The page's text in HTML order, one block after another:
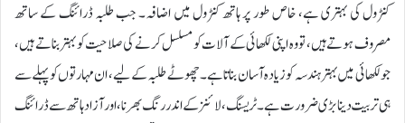
کنٹرول کی بہتری ہے، خاص طور پر ہاتھ کنٹرول میں اضافہ۔ جب طلبہ ڈرائنگ کے ساتھ
مصروف ہوتے ہیں، تو وہ اپنی لکھائی کے آلات کو مسلسل کرنے کی صلاحیت کو بہتر بناتے ہیں،
جو لکھائی میں بہتر ہندسہ کو زیادہ آسان بناتا ہے۔چھوٹے طلبہ کے لیے، ان مہارتوں کو پہلے سے
ہی تربیت دینا بڑی ضرورت ہے۔ ٹریسنگ، لائنز کے اندر رنگ بھرنا، اور آزاد ہاتھ سے ڈرائنگ